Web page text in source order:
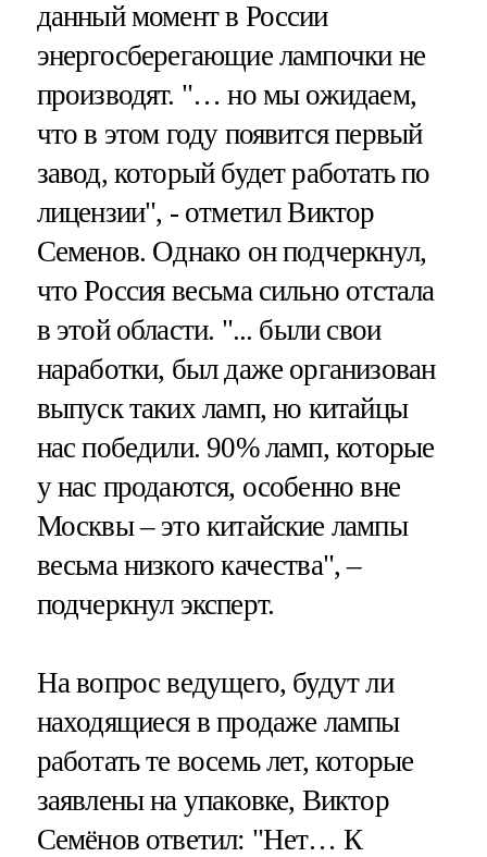
данный момент в России
энергосберегающие лампочки не
производят. "… но мы ожидаем,
что в этом году появится первый
завод, который будет работать по
лицензии", - отметил Виктор
Семенов. Однако он подчеркнул,
что Россия весьма сильно отстала
в этой области. "... были свои
наработки, был даже организован
выпуск таких ламп, но китайцы
нас победили. 90% ламп, которые
у нас продаются, особенно вне
Москвы – это китайские лампы
весьма низкого качества", –
подчеркнул эксперт.
На вопрос ведущего, будут ли
находящиеся в продаже лампы
работать те восемь лет, которые
заявлены на упаковке, Виктор
Семёнов ответил: "Нет… К